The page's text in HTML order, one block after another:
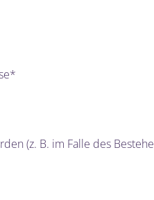
(z. B. im Falle des